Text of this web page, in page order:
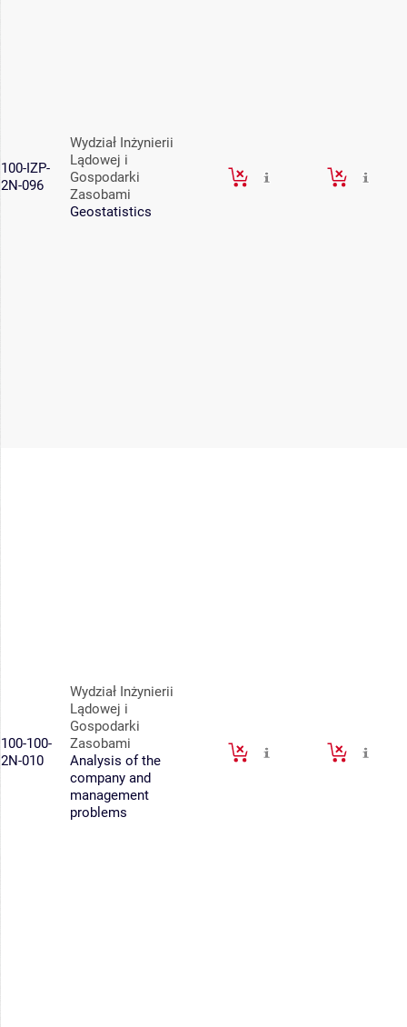
100-IZP-
2N-096
Wydział Inżynierii
Lądowej i
Gospodarki
Zasobami
Geostatistics
100-100-
2N-010
Wydział Inżynierii
Lądowej i
Gospodarki
Zasobami
Analysis of the
company and
management
problems